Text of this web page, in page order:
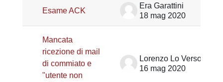
Esame ACK
Era Garattini
18 mag 2020
Mancata
ricezione di mail
di commiato e
"utente non
Lorenzo Lo Verso
16 mag 2020